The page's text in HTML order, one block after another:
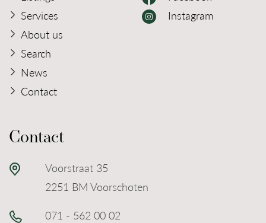
Services
About us
Search
News
Contact
Instagram
Contact
Voorstraat 35
2251 BM Voorschoten
071 - 562 00 02